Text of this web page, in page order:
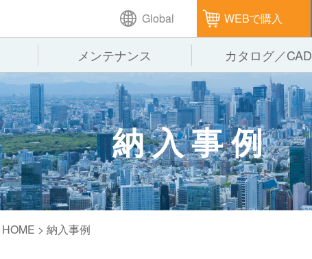
Global WEBで購入
GTPシステム
ピッキングシステム
パレタイズ・デパレタイズシステム
製造
通販
メンテナンス カタログ／CAD
企業理念
オークラグループ
オークラの取組み
納入事例
HOME > 納入事例